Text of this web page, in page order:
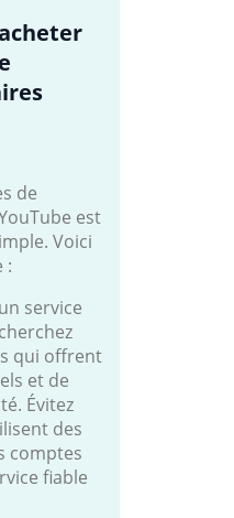
de
est
Voici
:
service
qui offrent
et de
Évitez
des
comptes
fiable